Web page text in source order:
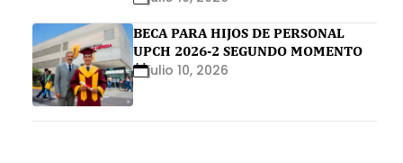
BECA PARA HIJOS DE PERSONAL
UPCH 2026-2 SEGUNDO MOMENTO
julio 10, 2026